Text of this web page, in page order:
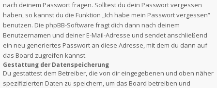
nach deinem Passwort fragen. Solltest du dein Passwort vergessen
haben, so kannst du die Funktion „Ich habe mein Passwort vergessen“
benutzen. Die phpBB-Software fragt dich dann nach deinem
Benutzernamen und deiner E-Mail-Adresse und sendet anschließend
ein neu generiertes Passwort an diese Adresse, mit dem du dann auf
das Board zugreifen kannst.
Gestattung der Datenspeicherung
Du gestattest dem Betreiber, die von dir eingegebenen und oben näher
spezifizierten Daten zu speichern, um das Board betreiben und